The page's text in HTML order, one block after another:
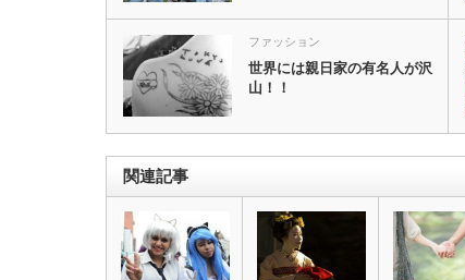
ファッション
世界には親日家の有名人が沢
山！！
関連記事